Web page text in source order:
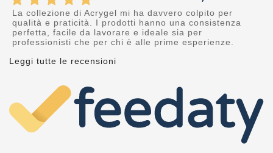
La collezione di Acrygel mi ha davvero colpito per
qualità e praticità. I prodotti hanno una consistenza
perfetta, facile da lavorare e ideale sia per
professionisti che per chi è alle prime esperienze.
Leggi tutte le recensioni